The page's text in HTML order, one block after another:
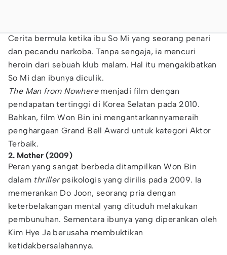
Cerita bermula ketika ibu So Mi yang seorang penari
dan pecandu narkoba. Tanpa sengaja, ia mencuri
heroin dari sebuah klub malam. Hal itu mengakibatkan
So Mi dan ibunya diculik.
The Man from Nowheremenjadi film dengan
pendapatan tertinggi di Korea Selatan pada 2010.
Bahkan, film Won Bin ini mengantarkannyameraih
penghargaan Grand Bell Award untuk kategori Aktor
Terbaik.
2. Mother (2009)
Peran yang sangat berbeda ditampilkan Won Bin
dalam thrillerpsikologis yang dirilis pada 2009. Ia
memerankan Do Joon, seorang pria dengan
keterbelakangan mental yang dituduh melakukan
pembunuhan. Sementara ibunya yang diperankan oleh
Kim Hye Ja berusaha membuktikan
ketidakbersalahannya.